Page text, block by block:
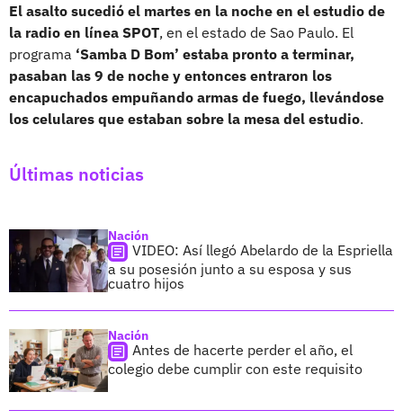
El asalto sucedió el martes en la noche en el estudio de
la radio en línea SPOT, en el estado de Sao Paulo. El
programa ‘Samba D Bom’ estaba pronto a terminar,
pasaban las 9 de noche y entonces entraron los
encapuchados empuñando armas de fuego, llevándose
los celulares que estaban sobre la mesa del estudio.
Últimas noticias
Nación
VIDEO: Así llegó Abelardo de la Espriella
a su posesión junto a su esposa y sus
cuatro hijos
Nación
Antes de hacerte perder el año, el
colegio debe cumplir con este requisito